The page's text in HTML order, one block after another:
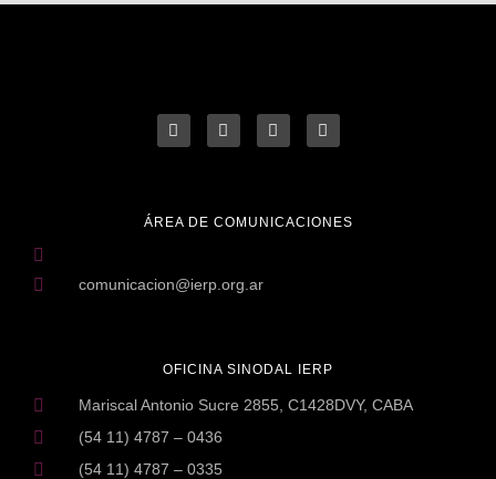
OFICINA SINODAL IERP
Mariscal Antonio Sucre 2855, C1428DVY, CABA
(54 11) 4787 – 0436
(54 11) 4787 – 0335
ÁREA DE COMUNICACIONES
comunicacion@ierp.org.ar